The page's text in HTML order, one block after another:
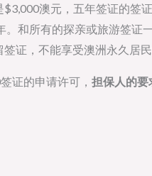
澳元，五年签证的签
和所有的探亲或旅游签证
证，不能享受澳洲永久居民
证的申请许可， 担保人的要